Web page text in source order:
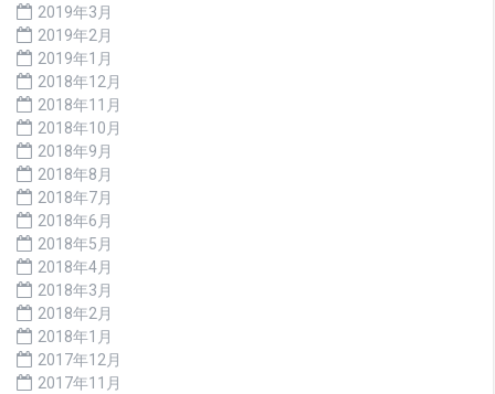
2019年3月
2019年2月
2019年1月
2018年12月
2018年11月
2018年10月
2018年9月
2018年8月
2018年7月
2018年6月
2018年5月
2018年4月
2018年3月
2018年2月
2018年1月
2017年12月
2017年11月